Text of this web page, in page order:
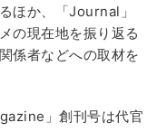
ほか、「Journal」
の現在地を振り返る
係者などへの取材を
」創刊号は代官